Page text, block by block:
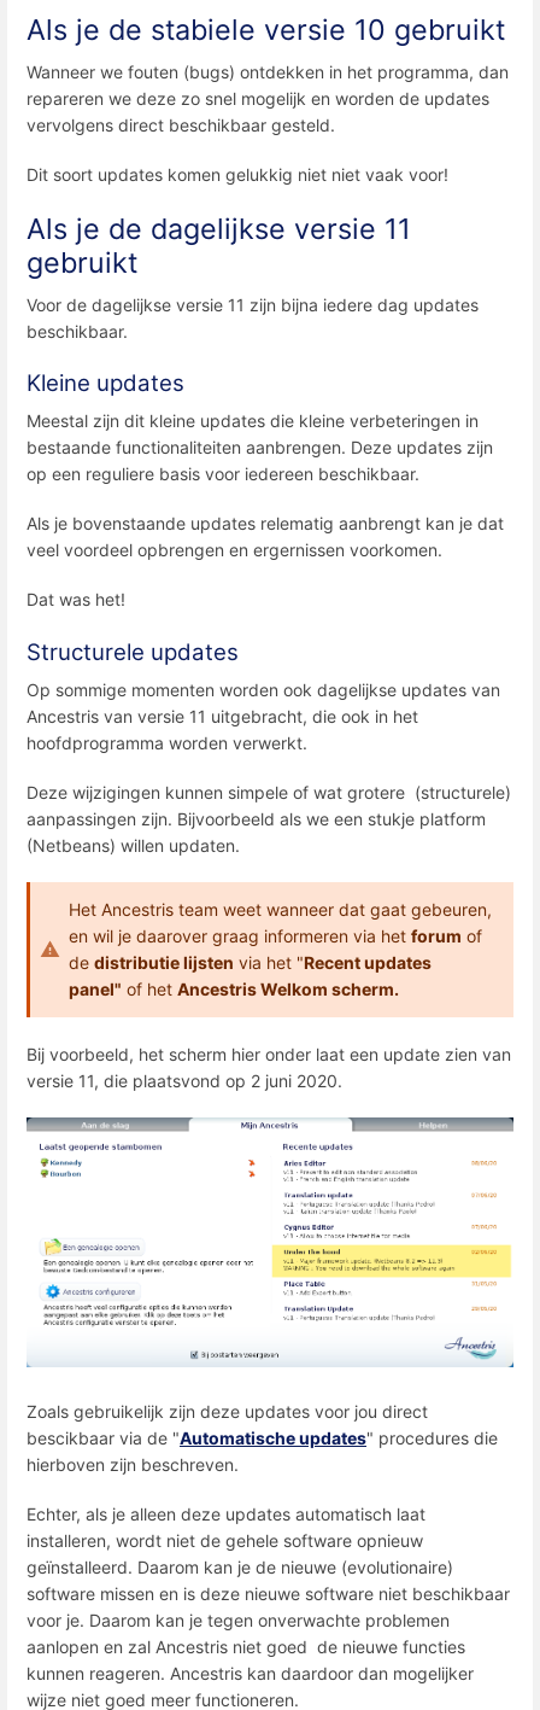
Als je de stabiele versie 10 gebruikt
Wanneer we fouten (bugs) ontdekken in het programma, dan
repareren we deze zo snel mogelijk en worden de updates
vervolgens direct beschikbaar gesteld.
Dit soort updates komen gelukkig niet niet vaak voor!
Als je de dagelijkse versie 11
gebruikt
Voor de dagelijkse versie 11 zijn bijna iedere dag updates
beschikbaar.
Kleine updates
Meestal zijn dit kleine updates die kleine verbeteringen in
bestaande functionaliteiten aanbrengen. Deze updates zijn
op een reguliere basis voor iedereen beschikbaar.
Als je bovenstaande updates relematig aanbrengt kan je dat
veel voordeel opbrengen en ergernissen voorkomen.
Dat was het!
Structurele updates
Op sommige momenten worden ook dagelijkse updates van
Ancestris van versie 11 uitgebracht, die ook in het
hoofdprogramma worden verwerkt.
Deze wijzigingen kunnen simpele of wat grotere (structurele)
aanpassingen zijn. Bijvoorbeeld als we een stukje platform
(Netbeans) willen updaten.
Het Ancestris team weet wanneer dat gaat gebeuren,
en wil je daarover graag informeren via het forum of
de distributie lijsten via het "Recent updates
panel" of het Ancestris Welkom scherm.
Bij voorbeeld, het scherm hier onder laat een update zien van
versie 11, die plaatsvond op 2 juni 2020.
Zoals gebruikelijk zijn deze updates voor jou direct
bescikbaar via de "Automatische updates" procedures die
hierboven zijn beschreven.
Echter, als je alleen deze updates automatisch laat
installeren, wordt niet de gehele software opnieuw
geïnstalleerd. Daarom kan je de nieuwe (evolutionaire)
software missen en is deze nieuwe software niet beschikbaar
voor je. Daarom kan je tegen onverwachte problemen
aanlopen en zal Ancestris niet goed de nieuwe functies
kunnen reageren. Ancestris kan daardoor dan mogelijker
wijze niet goed meer functioneren.